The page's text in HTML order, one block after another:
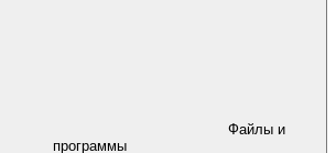
программы